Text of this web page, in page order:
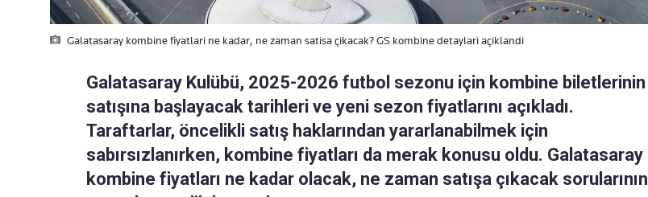
Galatasaray kombine fiyatlari ne kadar, ne zaman satisa çikacak? GS kombine detaylari açiklandi
Galatasaray Kulübü, 2025-2026 futbol sezonu için kombine biletlerinin
satışına başlayacak tarihleri ve yeni sezon fiyatlarını açıkladı.
Taraftarlar, öncelikli satış haklarından yararlanabilmek için
sabırsızlanırken, kombine fiyatları da merak konusu oldu. Galatasaray
kombine fiyatları ne kadar olacak, ne zaman satışa çıkacak sorularının